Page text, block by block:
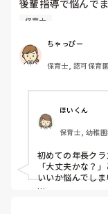
後輩指導で悩んでま
初めて年長を持つ
いで様子見てると
り
他の職員に聞いて
よほど自分に聞き
か、もうよくわか
対応にも悩みます。
保育士
ちゃっぴー
保育士, 認可保育
ほいくん
保育士, 幼稚
初めての年長ク
「大丈夫かな？
いいか悩んでし
「こんなこと聞